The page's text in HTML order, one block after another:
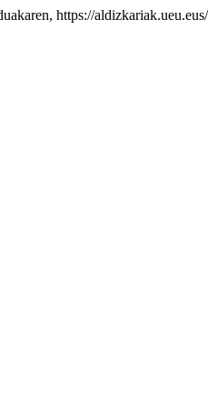
https://